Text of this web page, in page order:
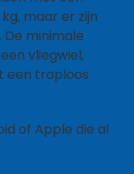
maar er zijn
minimale
vliegwiel,
een traploos
of Apple die al